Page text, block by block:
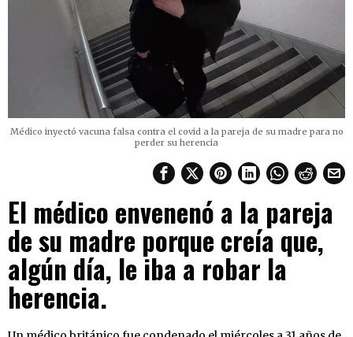
Médico inyectó vacuna falsa contra el covid a la pareja de su madre para no
perder su herencia
El médico envenenó a la pareja
de su madre porque creía que,
algún día, le iba a robar la
herencia.